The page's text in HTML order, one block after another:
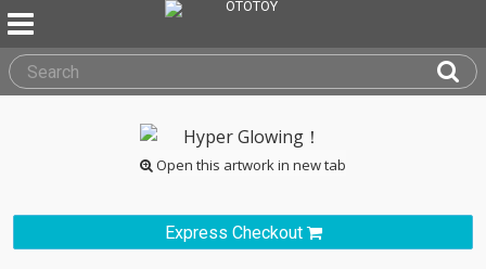
Open this artwork in new tab
Express Checkout